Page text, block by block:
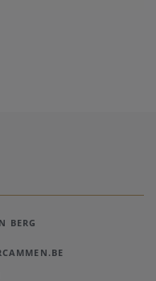
BERG